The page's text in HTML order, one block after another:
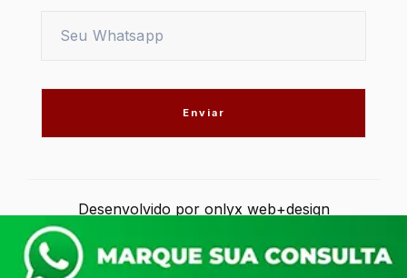
Desenvolvido por onlyx web+design